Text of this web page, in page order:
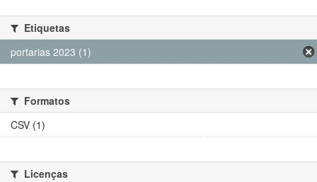
Etiquetas
portarias 2023 (1)
Formatos
CSV (1)
Licenças